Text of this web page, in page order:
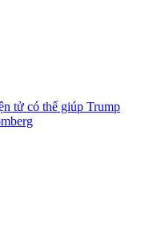
tử có thể giúp Trump